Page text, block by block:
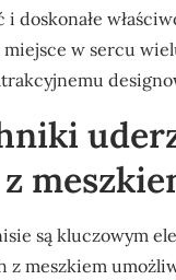
i doskonałe
w sercu
są kluczowym
z meszkiem